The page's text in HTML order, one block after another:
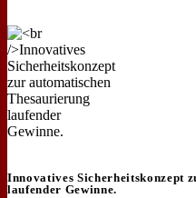
Innovatives Sicherheitskonzept
laufender Gewinne.